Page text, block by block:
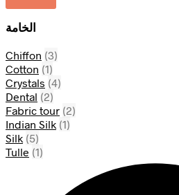
الخامة
Chiffon (3)
Cotton (1)
Crystals (4)
Dental (2)
Fabric tour (2)
Indian Silk (1)
Silk (5)
Tulle (1)